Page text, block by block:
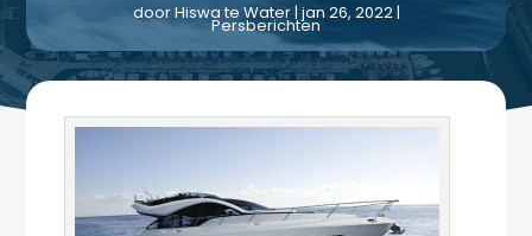
doorHiswa te Water| jan 26, 2022|
Persberichten